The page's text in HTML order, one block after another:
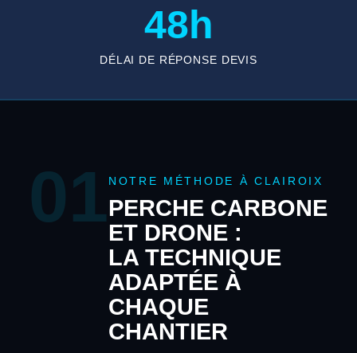
48h
DÉLAI DE RÉPONSE DEVIS
01 NOTRE MÉTHODE À CLAIROIX
PERCHE CARBONE
ET DRONE :
LA TECHNIQUE
ADAPTÉE À
CHAQUE
CHANTIER